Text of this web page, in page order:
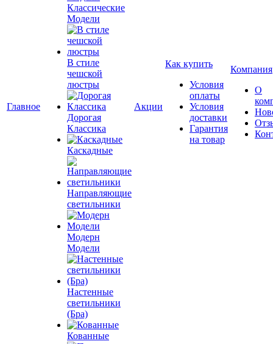
Главное
Классические
Модели
В стиле
чешской
люстры
Дорогая
Классика
Каскадные
Направляющие
светильники
Модерн
Модели
Настенные
светильники
(Бра)
Кованные
Акции
Как купить
Условия
оплаты
Условия
доставки
Гарантия
на товар
Компания
О